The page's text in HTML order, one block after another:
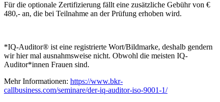
Für die optionale Zertifizierung fällt eine zusätzliche Gebühr von €
480,- an, die bei Teilnahme an der Prüfung erhoben wird.
*IQ-Auditor® ist eine registrierte Wort/Bildmarke, deshalb gendern
wir hier mal ausnahmsweise nicht. Obwohl die meisten IQ-
Auditor*innen Frauen sind.
Mehr Informationen: https://www.bkr-
callbusiness.com/seminare/der-iq-auditor-iso-9001-1/